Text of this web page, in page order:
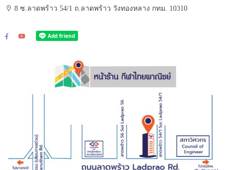
8 ซ.ลาดพร้าว 54/1 ถ.ลาดพร้าว วังทองหลาง กทม. 10310